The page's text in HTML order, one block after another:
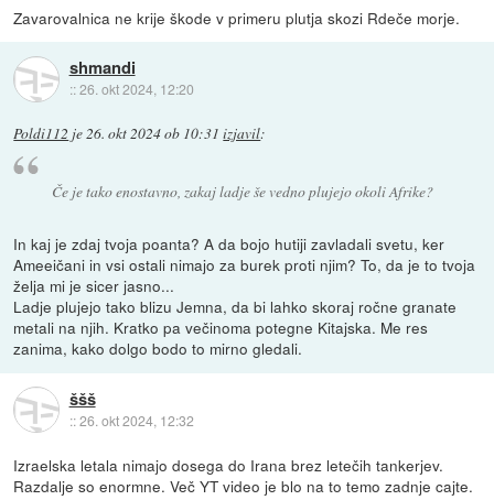
Zavarovalnica ne krije škode v primeru plutja skozi Rdeče morje.
shmandi
::26. okt 2024, 12:20
Poldi112 je26. okt 2024 ob 10:31 izjavil:
Če je tako enostavno, zakaj ladje še vedno plujejo okoli Afrike?
In kaj je zdaj tvoja poanta? A da bojo hutiji zavladali svetu, ker
Ameeičani in vsi ostali nimajo za burek proti njim? To, da je to tvoja
želja mi je sicer jasno...
Ladje plujejo tako blizu Jemna, da bi lahko skoraj ročne granate
metali na njih. Kratko pa večinoma potegne Kitajska. Me res
zanima, kako dolgo bodo to mirno gledali.
ššš
::26. okt 2024, 12:32
Izraelska letala nimajo dosega do Irana brez letečih tankerjev.
Razdalje so enormne. Več YT video je blo na to temo zadnje cajte.